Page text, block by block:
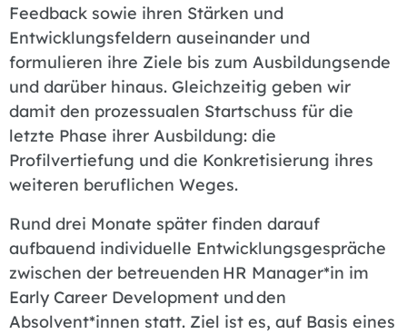
Feedback sowie ihren Stärken und
Entwicklungsfeldern auseinander und
formulieren ihre Ziele bis zum Ausbildungsende
und darüber hinaus. Gleichzeitig geben wir
damit den prozessualen Startschuss für die
letzte Phase ihrer Ausbildung: die
Profilvertiefung und die Konkretisierung ihres
weiteren beruflichen Weges.
Rund drei Monate später finden darauf
aufbauend individuelle Entwicklungsgespräche
zwischen der betreuenden HR Manager*in im
Early Career Development und den
Absolvent*innen statt. Ziel ist es, auf Basis eines